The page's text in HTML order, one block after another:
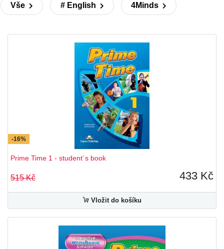
Vše # English 4Minds
Classic Readers
Discover Readers - Express Publishing
Fairyland
Graded Readers
Grammarway
i-Wonder
New Enterprise
-16%
Prime Time 1 - student´s book
515 Kč 433 Kč
Vložit do košíku